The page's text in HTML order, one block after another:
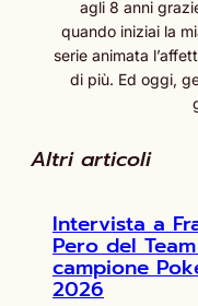
agli 8 anni
quando iniziai la
serie animata
di più. Ed oggi,
Altri articoli
Intervista a
Pero del
campione
2026